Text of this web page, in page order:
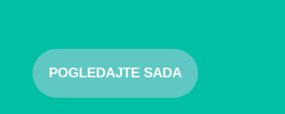
POGLEDAJTE SADA